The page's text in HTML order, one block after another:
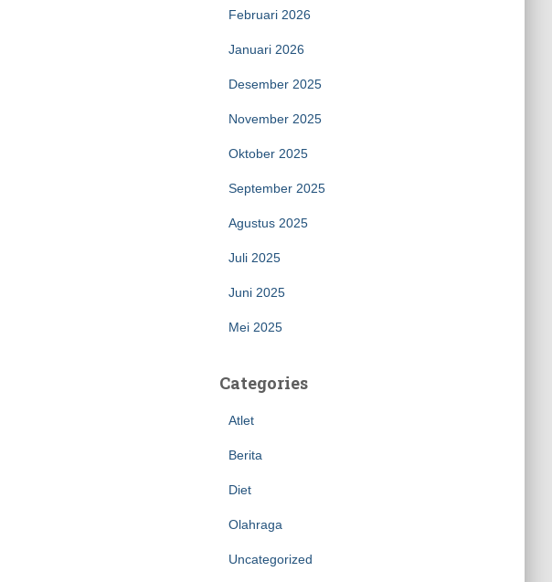
Februari 2026
Januari 2026
Desember 2025
November 2025
Oktober 2025
September 2025
Agustus 2025
Juli 2025
Juni 2025
Mei 2025
Categories
Atlet
Berita
Diet
Olahraga
Uncategorized